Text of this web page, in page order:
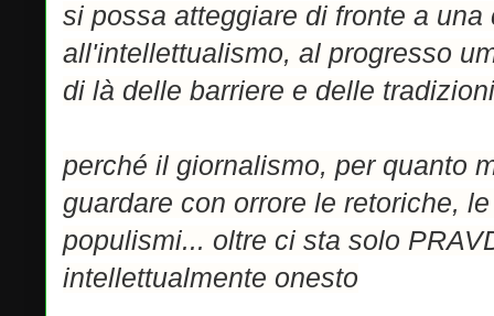
si possa atteggiare di fronte a
all'intellettualismo, al progresso
di là delle barriere e delle tradizioni
perché il giornalismo, per quanto
guardare con orrore le retoriche,
populismi... oltre ci sta solo
intellettualmente onesto